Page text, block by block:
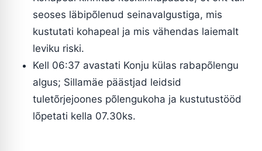
seoses läbipõlenud seinavalgustiga, mis
kustutati kohapeal ja mis vähendas laiemalt
leviku riski.
Kell 06:37 avastati Konju külas rabapõlengu
algus; Sillamäe päästjad leidsid
tuletõrjejoones põlengukoha ja kustutustööd
lõpetati kella 07.30ks.